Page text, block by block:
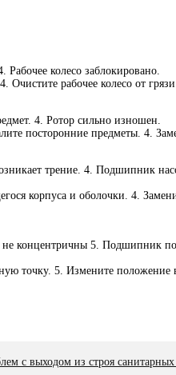
колесо заблокировано.
рабочее колесо от грязи.
4. Ротор сильно изношен.
посторонние предметы. 4.
трение. 4. Подшипник
корпуса и оболочки. 4.
не концентричны 5. Подшипник
точку. 5. Измените положение
с выходом из строя санитарных